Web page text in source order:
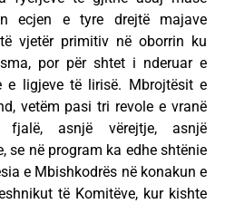
ecjen e tyre drejtë majave
vjetër primitiv në oborrin ku
por për shtet i nderuar e
e ligjeve të lirisë. Mbrojtësit e
vetëm pasi tri revole e vranë
asnjë vërejtje, asnjë
se në program ka edhe shtënie
e Mbishkodrës në konakun e
të Komitëve, kur kishte